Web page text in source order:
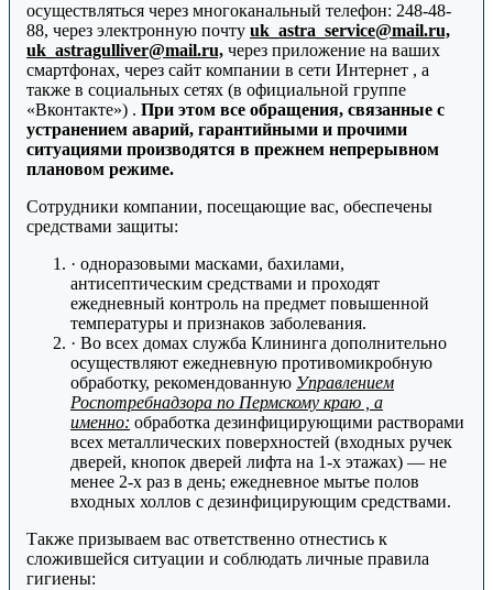
осуществляться через многоканальный телефон: 248-48-
88, через электронную почту uk_astra_service@mail.ru,
uk_astragulliver@mail.ru, через приложение на ваших
смартфонах, через сайт компании в сети Интернет , а
также в социальных сетях (в официальной группе
«Вконтакте») . При этом все обращения, связанные с
устранением аварий, гарантийными и прочими
ситуациями производятся в прежнем непрерывном
плановом режиме.
Сотрудники компании, посещающие вас, обеспечены
средствами защиты:
· одноразовыми масками, бахилами,
антисептическим средствами и проходят
ежедневный контроль на предмет повышенной
температуры и признаков заболевания.
· Во всех домах служба Клининга дополнительно
осуществляют ежедневную противомикробную
обработку, рекомендованную Управлением
Роспотребнадзора по Пермскому краю , а
именно: обработка дезинфицирующими растворами
всех металлических поверхностей (входных ручек
дверей, кнопок дверей лифта на 1-х этажах) — не
менее 2-х раз в день; ежедневное мытье полов
входных холлов с дезинфицирующим средствами.
Также призываем вас ответственно отнестись к
сложившейся ситуации и соблюдать личные правила
гигиены: